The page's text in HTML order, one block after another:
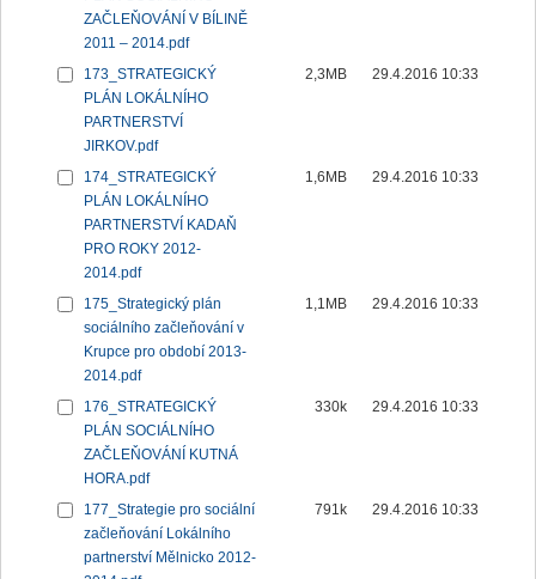
ZAČLEŇOVÁNÍ V BÍLINĚ
2011 – 2014.pdf
173_STRATEGICKÝ
PLÁN LOKÁLNÍHO
PARTNERSTVÍ
JIRKOV.pdf
2,3MB 29.4.2016 10:33
174_STRATEGICKÝ
PLÁN LOKÁLNÍHO
PARTNERSTVÍ KADAŇ
PRO ROKY 2012-
2014.pdf
1,6MB 29.4.2016 10:33
175_Strategický plán
sociálního začleňování v
Krupce pro období 2013-
2014.pdf
1,1MB 29.4.2016 10:33
176_STRATEGICKÝ
PLÁN SOCIÁLNÍHO
ZAČLEŇOVÁNÍ KUTNÁ
HORA.pdf
330k 29.4.2016 10:33
177_Strategie pro sociální
začleňování Lokálního
partnerství Mělnicko 2012-
791k 29.4.2016 10:33